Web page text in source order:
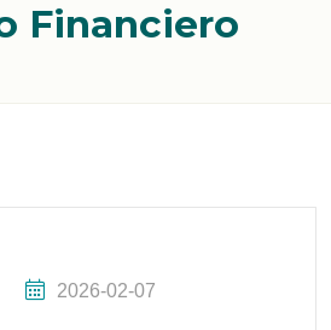
Financiero
2026-02-07